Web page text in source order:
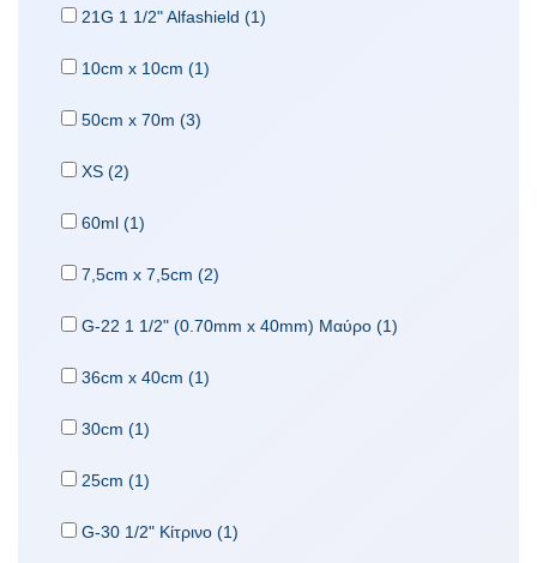
21G 1 1/2" Alfashield (1)
10cm x 10cm (1)
50cm x 70m (3)
XS (2)
60ml (1)
7,5cm x 7,5cm (2)
G-22 1 1/2" (0.70mm x 40mm) Μαύρο (1)
36cm x 40cm (1)
30cm (1)
25cm (1)
G-30 1/2" Κίτρινο (1)